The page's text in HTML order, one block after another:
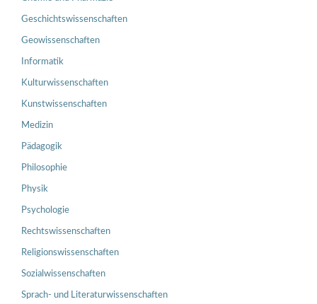
Geschichtswissenschaften
Geowissenschaften
Informatik
Kulturwissenschaften
Kunstwissenschaften
Medizin
Pädagogik
Philosophie
Physik
Psychologie
Rechtswissenschaften
Religionswissenschaften
Sozialwissenschaften
Sprach- und Literaturwissenschaften